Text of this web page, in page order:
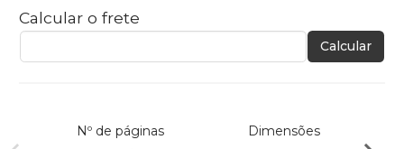
Calcular o frete
Calcular
Nº de páginas Dimensões